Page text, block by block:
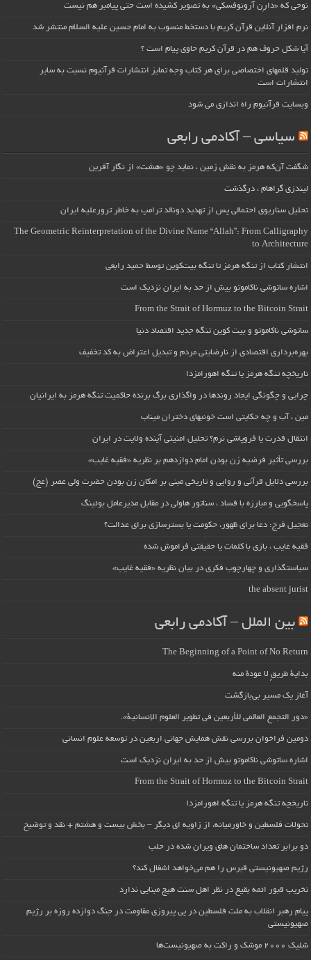
نوحی که «دارِن آرونوفسکی» به تصویر کشیده است حتی پیامبر هم نیست
نرم افزار آنلاین قرآن کریم با دستخط منسوب به امام حسین علیه السلام منتشر شد
آیا شکل حروف هم در قرآن کریم حاوی پیام است ؟
تولید قلمهای اختصاصی برای هر کتاب وجه تمایز انتشارات قرآنیوم نسبت به سایر
انتشارات است
وبسایت قرآنیوم راه اندازی می شود
سیاسی – آکادمی رابعی
شگفت آن‌که هرمز به نقش زمین ، نماید چو «هشت» از نگار آفرین
لیندزی گراهام ، درگذشت
تحلیل سناریوی احتمالی پس از تهدید دونالد ترامپ به خاطر ترورعلیه ایران
The Geometric Reinterpretation of the Divine Name “Allah”: From Calligraphy
to Architecture
انتشار کتاب از تنگه هرمز تا تنگه بیت‌کوین توسط حمید رابعی
اشاره ساتوشی ناکاموتو بیش از حد به ایران نزدیک است
From the Strait of Hormuz to the Bitcoin Strait
ساتوشی ناکاموتو و بیت کوین تنگه جدید اقتصاد دنیا
بهره‌برداری اقتصادی از نارضایتی مردم و تبدیل اعتراض به کد تخفیف
تاریخچه تنگه هرمز یا تنگه اهورامزدا
چرایی و چگونگی ایجاد روندها در واگذاری برگ برنده حاکمیت تنگه هرمز به ایرانیان
مین ، آب و چه حکایتی است خونبهای دختران میناب
انتقال قدرت یا فروپاشی نرم؟ تحلیل امنیتی آینده ولایت در ایران
بررسی تأثیر فرضیه زن بودن امام دوازدهم بر نظریه «فقیه غایب»
بررسی دلایل قرآنی و روایی و تاریخی مبنی بر امکان زن بودن حضرت ولی عصر (عج)
پاسخگویی و مبارزه با فساد ، سناتور هاولی در مقابل مدیرعامل بوئینگ
تعجیل فرج: دعا برای ظهور، حکومت یا بسترسازی برای عدالت؟
فقیه غایب ، بازی با کلمات یا حقیقتی فراموش شده
سیاستگذاری و چهارچوب فکری در بیان نظریه «فقیه غایب»
the absent jurist
بین الملل – آکادمی رابعی
The Beginning of a Point of No Return
بداية طريقٍ لا عودة منه
آغاز یک مسیر بی‌بازگشت
«دور التجمع العالمي للأربعين في تطوير العلوم الإنسانية».
دومین فراخوان بررسی نقش همایش جهانی اربعین در توسعه علوم انسانی
اشاره ساتوشی ناکاموتو بیش از حد به ایران نزدیک است
From the Strait of Hormuz to the Bitcoin Strait
تاریخچه تنگه هرمز یا تنگه اهورامزدا
تحولات فلسطین و خاورمیانه، از زاویه ای دیگر – بخش بیست و هشتم + نقد و توضیح
دو برابر تعداد ساختمان های ویران شده در حلب
رژیم صهیونیستی قبرس را هم می‌خواهد اشغال کند؟
تخریب قبور ائمه بقیع در نظر اهل سنت هیچ مبنایی ندارد
پیام رهبر انقلاب به ملت فلسطین در پی پیروزی مقاومت در جنگ دوازده روزه بر رژیم
صهیونیستی
شلیک ۲۰۰۰ موشک و راکت به صهیونیست‌ها